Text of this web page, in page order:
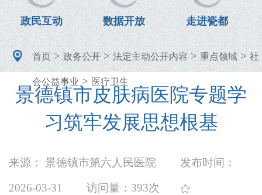
政民互动 数据开放 走进瓷都
首页>政务公开>法定主动公开内容>重点领域>社
会公益事业 > 医疗卫生
景德镇市皮肤病医院专题学
习筑牢发展思想根基
来源： 景德镇市第六人民医院 发布时间：
2026-03-31 访问量： 393次